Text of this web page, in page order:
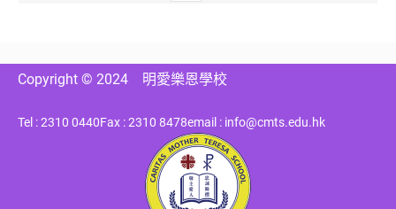
Copyright © 2024 明愛樂恩學校
Tel : 2310 0440Fax : 2310 8478email : info@cmts.edu.hk